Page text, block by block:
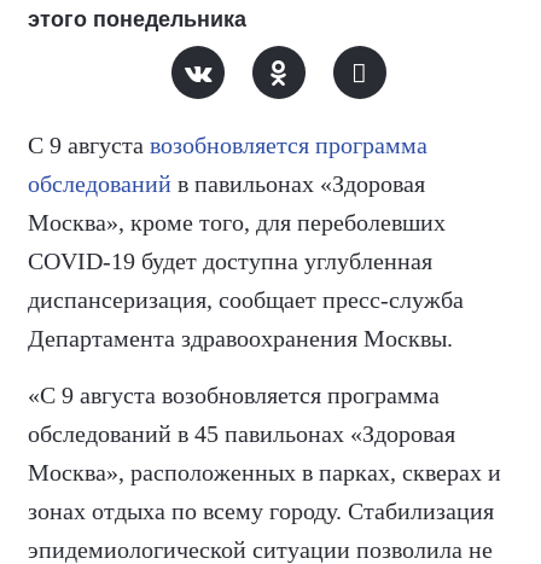
этого понедельника
С 9 августа возобновляется программа
обследований в павильонах «Здоровая
Москва», кроме того, для переболевших
COVID-19 будет доступна углубленная
диспансеризация, сообщает пресс-служба
Департамента здравоохранения Москвы.
«С 9 августа возобновляется программа
обследований в 45 павильонах «Здоровая
Москва», расположенных в парках, скверах и
зонах отдыха по всему городу. Стабилизация
эпидемиологической ситуации позволила не